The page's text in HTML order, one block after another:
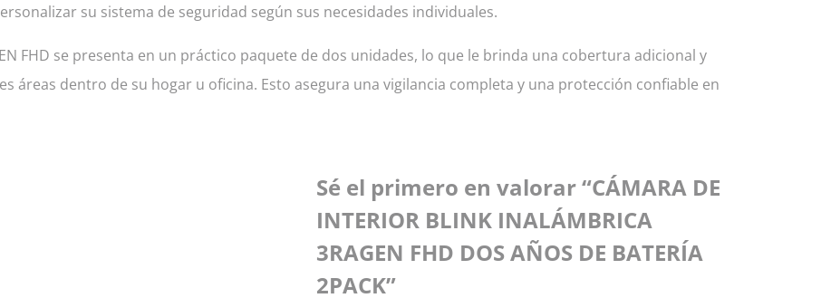
su sistema de seguridad según sus necesidades individuales.
FHD se presenta en un práctico paquete de dos unidades, lo que le brinda una cobertura adicional y
áreas dentro de su hogar u oficina. Esto asegura una vigilancia completa y una protección confiable en
Sé el primero en valorar “CÁMARA DE
INTERIOR BLINK INALÁMBRICA
3RAGEN FHD DOS AÑOS DE BATERÍA
2PACK”